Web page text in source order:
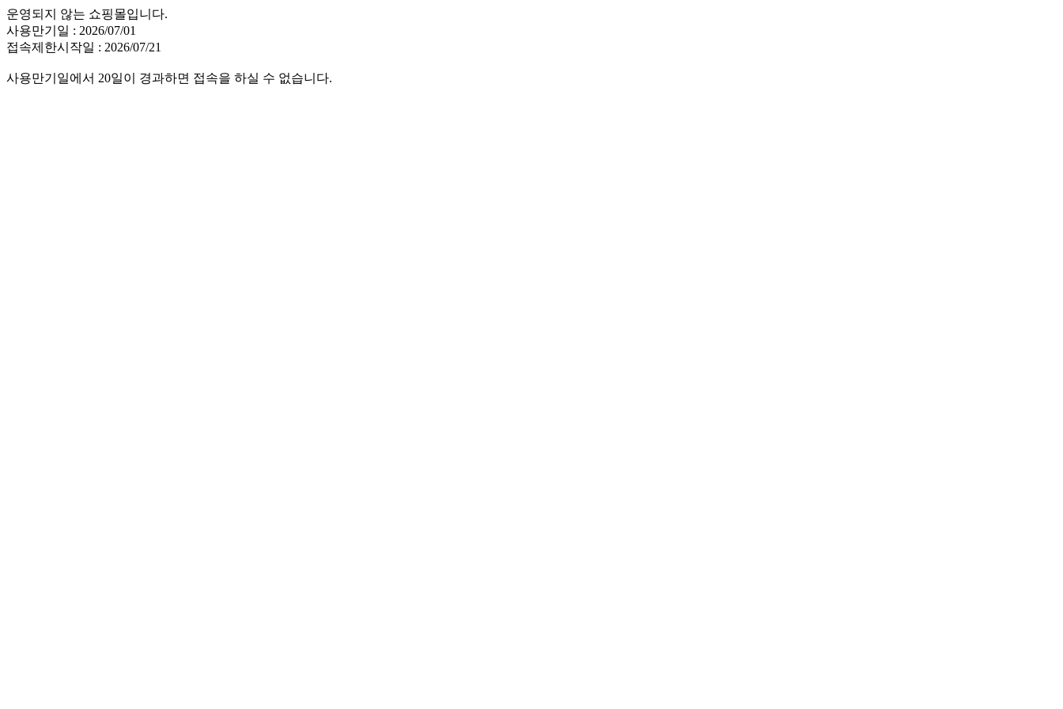
운영되지 않는 쇼핑몰입니다.
사용만기일 : 2026/07/01
접속제한시작일 : 2026/07/21
사용만기일에서 20일이 경과하면 접속을 하실 수 없습니다.